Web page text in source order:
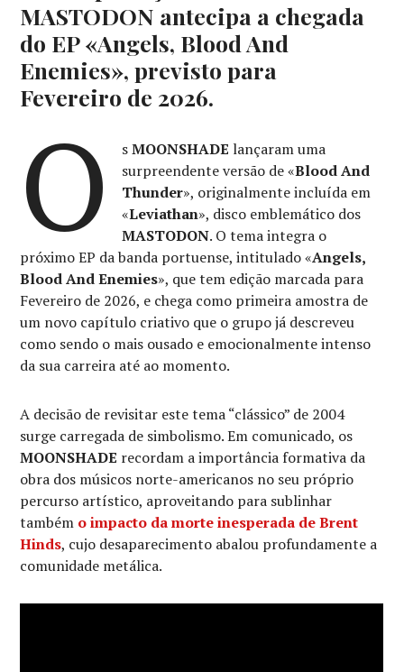
MASTODON antecipa a chegada
do EP «Angels, Blood And
Enemies», previsto para
Fevereiro de 2026.
O sMOONSHADE lançaram uma
surpreendente versão de «Blood And
Thunder», originalmente incluída em
«Leviathan», disco emblemático dos
MASTODON. O tema integra o
próximo EP da banda portuense, intitulado «Angels,
Blood And Enemies», que tem edição marcada para
Fevereiro de 2026, e chega como primeira amostra de
um novo capítulo criativo que o grupo já descreveu
como sendo o mais ousado e emocionalmente intenso
da sua carreira até ao momento.
A decisão de revisitar este tema “clássico” de 2004
surge carregada de simbolismo. Em comunicado, os
MOONSHADE recordam a importância formativa da
obra dos músicos norte-americanos no seu próprio
percurso artístico, aproveitando para sublinhar
também o impacto da morte inesperada deBrent
Hinds, cujo desaparecimento abalou profundamente a
comunidade metálica.